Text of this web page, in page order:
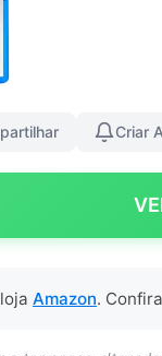
Criar
Amazon.